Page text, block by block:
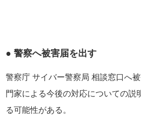
● 警察へ被害届を出す
警察庁 サイバー警察局 相談窓口へ
門家による今後の対応についての説
る可能性がある。